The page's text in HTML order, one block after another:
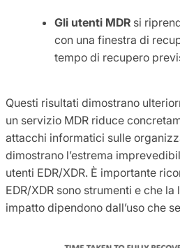
Gli utenti MDR si
con una finestra di
tempo di recupero
Questi risultati dimostrano
un servizio MDR riduce
attacchi informatici sulle
dimostrano l’estrema
utenti EDR/XDR. È importante
EDR/XDR sono strumenti e che
impatto dipendono dall’uso che